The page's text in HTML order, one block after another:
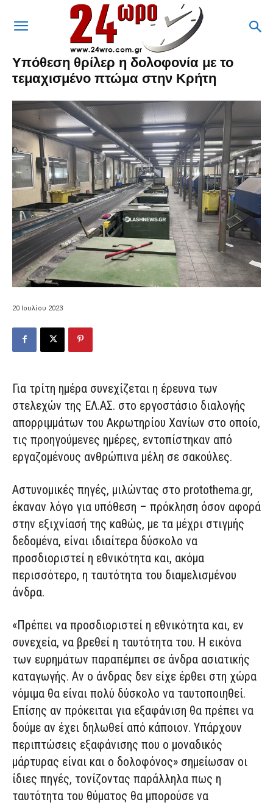
Υπόθεση θρίλερ η δολοφονία με το
τεμαχισμένο πτώμα στην Κρήτη
20 Ιουλίου 2023
Για τρίτη ημέρα συνεχίζεται η έρευνα των
στελεχών της ΕΛ.ΑΣ. στο εργοστάσιο διαλογής
απορριμμάτων του Ακρωτηρίου Χανίων στο οποίο,
τις προηγούμενες ημέρες, εντοπίστηκαν από
εργαζομένους ανθρώπινα μέλη σε σακούλες.
Αστυνομικές πηγές, μιλώντας στο protothema.gr,
έκαναν λόγο για υπόθεση – πρόκληση όσον αφορά
στην εξιχνίασή της καθώς, με τα μέχρι στιγμής
δεδομένα, είναι ιδιαίτερα δύσκολο να
προσδιοριστεί η εθνικότητα και, ακόμα
περισσότερο, η ταυτότητα του διαμελισμένου
άνδρα.
«Πρέπει να προσδιοριστεί η εθνικότητα και, εν
συνεχεία, να βρεθεί η ταυτότητα του. Η εικόνα
των ευρημάτων παραπέμπει σε άνδρα ασιατικής
καταγωγής. Αν ο άνδρας δεν είχε έρθει στη χώρα
νόμιμα θα είναι πολύ δύσκολο να ταυτοποιηθεί.
Επίσης αν πρόκειται για εξαφάνιση θα πρέπει να
δούμε αν έχει δηλωθεί από κάποιον. Υπάρχουν
περιπτώσεις εξαφάνισης που ο μοναδικός
μάρτυρας είναι και ο δολοφόνος» σημείωσαν οι
ίδιες πηγές, τονίζοντας παράλληλα πως η
ταυτότητα του θύματος θα μπορούσε να